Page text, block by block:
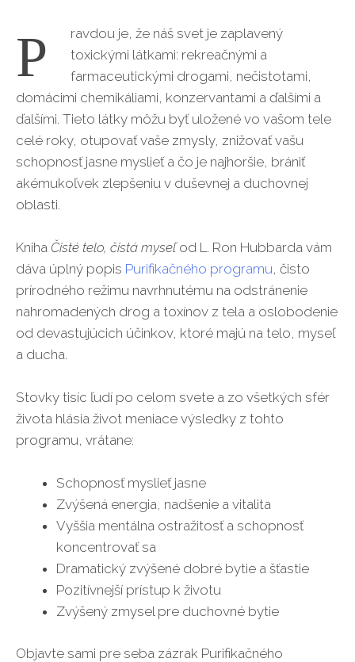
P
ravdou je, že náš svet je zaplavený
toxickými látkami: rekreačnými a
farmaceutickými drogami, nečistotami,
domácimi chemikáliami, konzervantami a ďalšími a
ďalšími. Tieto látky môžu byť uložené vo vašom tele
celé roky, otupovať vaše zmysly, znižovať vašu
schopnosť jasne myslieť a čo je najhoršie, brániť
akémukoľvek zlepšeniu v duševnej a duchovnej
oblasti.
Kniha Čisté telo, čistá myseľod L. Ron Hubbarda vám
dáva úplný popis Purifikačného programu, čisto
prírodného režimu navrhnutému na odstránenie
nahromadených drog a toxínov z tela a oslobodenie
od devastujúcich účinkov, ktoré majú na telo, myseľ
a ducha.
Stovky tisíc ľudí po celom svete a zo všetkých sfér
života hlásia život meniace výsledky z tohto
programu, vrátane:
Schopnosť myslieť jasne
Zvýšená energia, nadšenie a vitalita
Vyššia mentálna ostražitosť a schopnosť
koncentrovať sa
Dramatický zvýšené dobré bytie a šťastie
Pozitívnejší prístup k životu
Zvýšený zmysel pre duchovné bytie
Objavte sami pre seba zázrak Purifikačného